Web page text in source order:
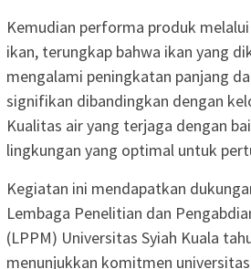
Kemudian performa produk
ikan, terungkap bahwa ikan yang
mengalami peningkatan panjang
signifikan dibandingkan dengan
Kualitas air yang terjaga dengan
lingkungan yang optimal untuk
Kegiatan ini mendapatkan
Lembaga Penelitian dan
(LPPM) Universitas Syiah Kuala
menunjukkan komitmen